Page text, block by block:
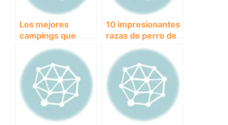
Los mejores
campings que
admiten mascotas
para unas
vacaciones
inolvidables
10 impresionantes
razas de perro de
pelo largo que te
encantarán.